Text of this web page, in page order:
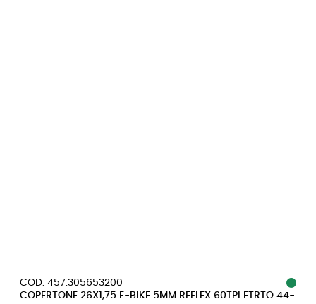
COD. 457.305653200
COPERTONE 26X1,75 E-BIKE 5MM REFLEX 60TPI ETRTO 44-